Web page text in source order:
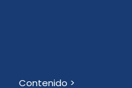
Contenido >